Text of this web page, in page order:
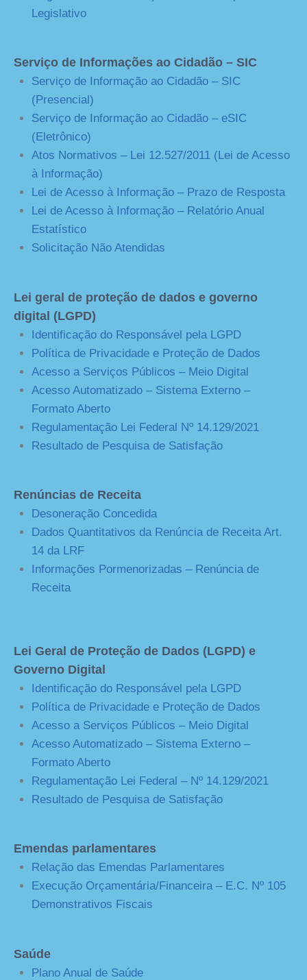
Legislativo
Serviço de Informações ao Cidadão – SIC
Serviço de Informação ao Cidadão – SIC
(Presencial)
Serviço de Informação ao Cidadão – eSIC
(Eletrônico)
Atos Normativos – Lei 12.527/2011 (Lei de Acesso
à Informação)
Lei de Acesso à Informação – Prazo de Resposta
Lei de Acesso à Informação – Relatório Anual
Estatístico
Solicitação Não Atendidas
Lei geral de proteção de dados e governo
digital (LGPD)
Identificação do Responsável pela LGPD
Política de Privacidade e Proteção de Dados
Acesso a Serviços Públicos – Meio Digital
Acesso Automatizado – Sistema Externo –
Formato Aberto
Regulamentação Lei Federal Nº 14.129/2021
Resultado de Pesquisa de Satisfação
Renúncias de Receita
Desoneração Concedida
Dados Quantitativos da Renúncia de Receita Art.
14 da LRF
Informações Pormenorizadas – Renúncia de
Receita
Lei Geral de Proteção de Dados (LGPD) e
Governo Digital
Identificação do Responsável pela LGPD
Política de Privacidade e Proteção de Dados
Acesso a Serviços Públicos – Meio Digital
Acesso Automatizado – Sistema Externo –
Formato Aberto
Regulamentação Lei Federal – Nº 14.129/2021
Resultado de Pesquisa de Satisfação
Emendas parlamentares
Relação das Emendas Parlamentares
Execução Orçamentária/Financeira – E.C. Nº 105
Demonstrativos Fiscais
Saúde
Plano Anual de Saúde